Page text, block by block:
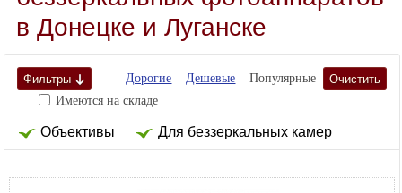
в Донецке и Луганске
Очистить
Фильтры Дорогие Дешевые
Популярные
Имеются на складе
Объективы Для беззеркальных камер